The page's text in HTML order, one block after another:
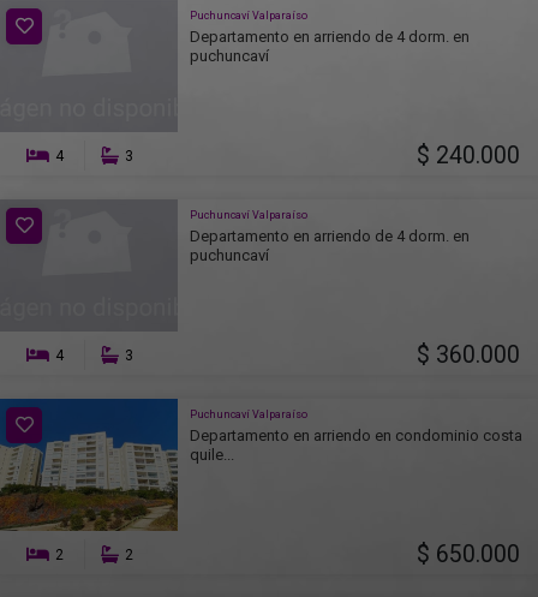
Puchuncaví Valparaíso
Departamento en arriendo de 4 dorm. en
puchuncaví
4 3 $ 240.000
Puchuncaví Valparaíso
Departamento en arriendo de 4 dorm. en
puchuncaví
4 3 $ 360.000
Puchuncaví Valparaíso
Departamento en arriendo en condominio costa
quile...
2 2 $ 650.000